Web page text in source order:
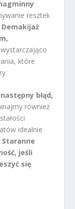
resztek
Demakijaż
które
błąd,
również
idealnie
Staranne
jeśli
się